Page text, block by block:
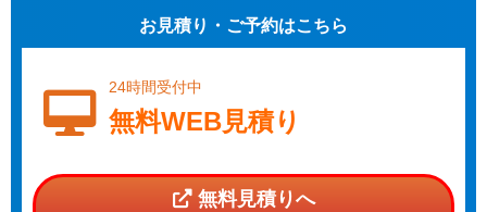
お見積り・ご予約はこちら
24時間受付中
無料WEB見積り
無料見積りへ